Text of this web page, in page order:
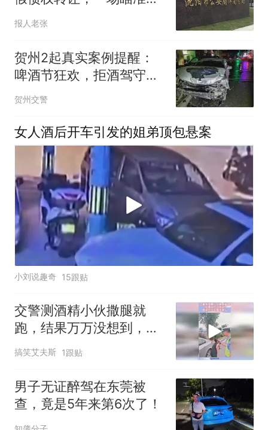
封资产的诉讼迷局
报人老张
贺州2起真实案例提醒：
啤酒节狂欢，拒酒驾守平
安！
贺州交警
女人酒后开车引发的姐弟顶包悬案
小刘说趣奇 15跟贴
交警测酒精小伙撒腿就
跑，结果万万没想到，竟
逃不出交警手掌心！
搞笑艾夫斯 1跟贴
男子无证醉驾在东莞被
查，竟是5年来第6次了！